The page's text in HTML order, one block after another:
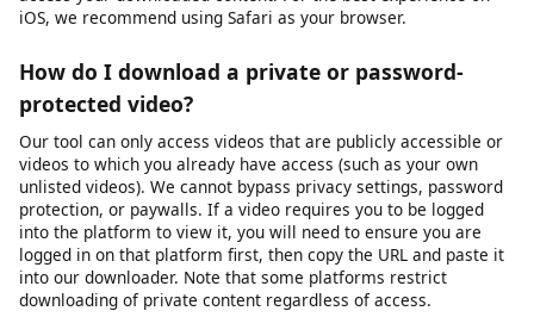
Yes, videodownloader.net works on iPhone, iPad, and other iOS
devices through the Safari browser. Since our tool is entirely
paste the video URL, and download. Note that iOS has certain
restrictions on where downloaded files can be saved. You may
need to use the Files app or a third-party document manager to
access your downloaded content. For the best experience on
iOS, we recommend using Safari as your browser.
How do I download a private or password-